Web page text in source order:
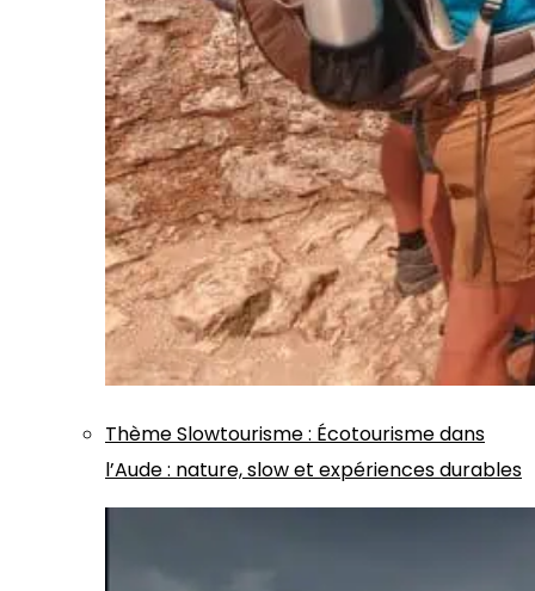
ThèmeSlowtourisme: Écotourisme dans
l’Aude : nature, slow et expériences durables